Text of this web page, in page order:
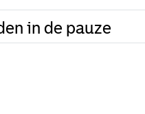
in de pauze